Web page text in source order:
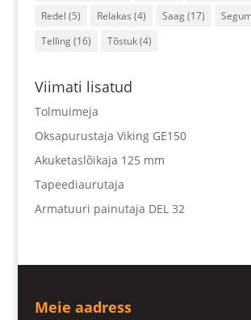
Redel (5) Relakas (4) Saag(17)
Telling(16) Tõstuk(4)
Viimati lisatud
Tolmuimeja
Oksapurustaja Viking GE150
Akuketaslõikaja 125 mm
Tapeediaurutaja
Armatuuri painutaja DEL 32
Meie aadress